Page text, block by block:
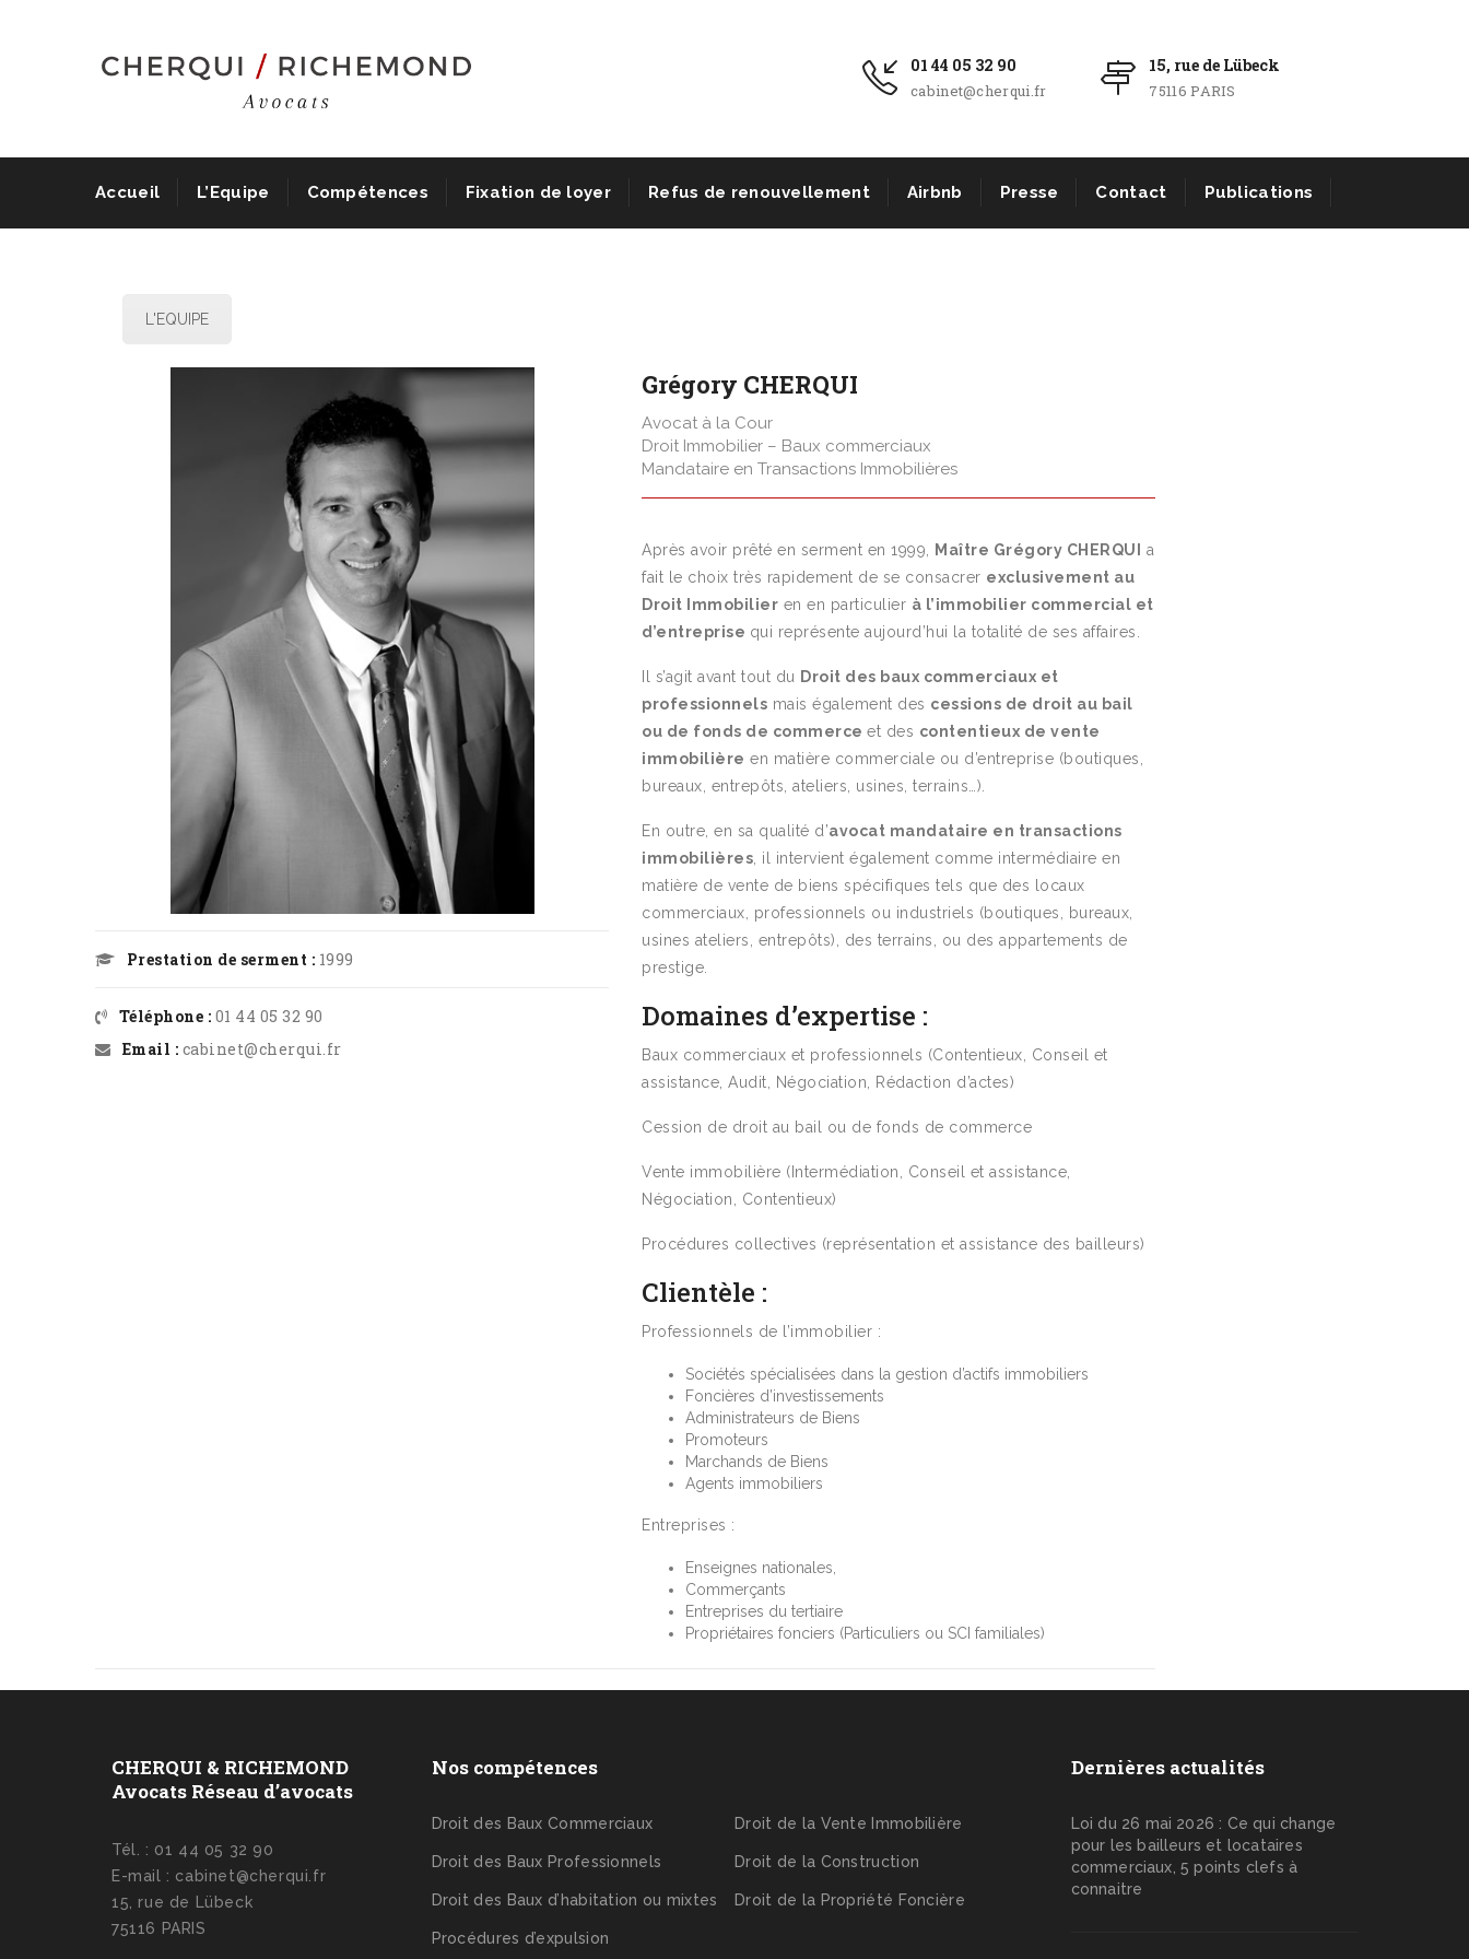
01 44 05 32 90
cabinet@cherqui.fr
15, rue de Lübeck
75116 PARIS
Accueil L’Equipe Compétences Fixation de loyer Refus de renouvellement Airbnb Presse Contact Publications
L'EQUIPE
Prestation de serment : 1999
Téléphone : 01 44 05 32 90
Email : cabinet@cherqui.fr
Grégory CHERQUI
Avocat à la Cour
Droit Immobilier – Baux commerciaux
Mandataire en Transactions Immobilières
Après avoir prêté en serment en 1999, Maître Grégory CHERQUI
a
fait le choix très rapidement de se consacrer exclusivement au
Droit Immobilier en en particulier à l’immobilier commercial et
d’entreprise qui représente aujourd’hui la totalité de ses affaires.
Il s’agit avant tout du Droit des baux commerciaux et
professionnels mais également des cessions de droit au bail
ou de fonds de commerce et des contentieux de vente
immobilière en matière commerciale ou d’entreprise (boutiques,
bureaux, entrepôts, ateliers, usines, terrains…).
En outre, en sa qualité d’avocat mandataire en transactions
immobilières, il intervient également comme intermédiaire en
matière de vente de biens spécifiques tels que des locaux
commerciaux, professionnels ou industriels (boutiques, bureaux,
usines ateliers, entrepôts), des terrains, ou des appartements de
prestige.
Domaines d’expertise :
Baux commerciaux et professionnels (Contentieux, Conseil et
assistance, Audit, Négociation, Rédaction d’actes)
Cession de droit au bail ou de fonds de commerce
Vente immobilière (Intermédiation, Conseil et assistance,
Négociation, Contentieux)
Procédures collectives (représentation et assistance des bailleurs)
Clientèle :
Professionnels de l’immobilier :
Sociétés spécialisées dans la gestion d’actifs immobiliers
Foncières d’investissements
Administrateurs de Biens
Promoteurs
Marchands de Biens
Agents immobiliers
Entreprises :
Enseignes nationales,
Commerçants
Entreprises du tertiaire
Propriétaires fonciers (Particuliers ou SCI familiales)
CHERQUI & RICHEMOND
Avocats Réseau d’avocats
Tél. : 01 44 05 32 90
E-mail : cabinet@cherqui.fr
15, rue de Lübeck
75116 PARIS
Nos compétences
Droit des Baux Commerciaux
Droit des Baux Professionnels
Droit des Baux d’habitation ou mixtes
Procédures d’expulsion
Droit de la Vente Immobilière
Droit de la Construction
Droit de la Propriété Foncière
Dernières actualités
Loi du 26 mai 2026 : Ce qui change
pour les bailleurs et locataires
commerciaux, 5 points clefs à
connaitre